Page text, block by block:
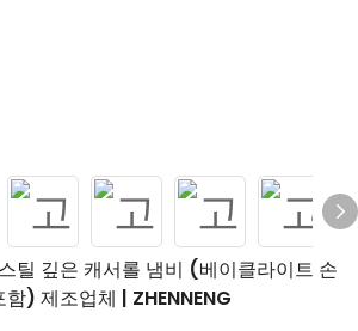
틸 깊은 캐서롤 냄비 (베이클라이트 손
) 제조업체 | ZHENNENG